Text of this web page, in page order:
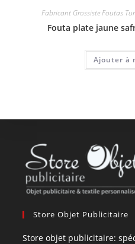
Fabricant Grossiste Foutas
Fouta plate jaune
Ajouter à
Store Objet Publicitaire
Store objet publicitaire: